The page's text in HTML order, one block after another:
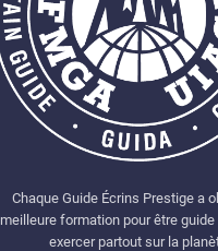
Chaque Guide Écrins Prestige a
meilleure formation pour être guide
exercer partout sur la